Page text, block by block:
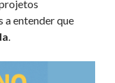
a entender que
.